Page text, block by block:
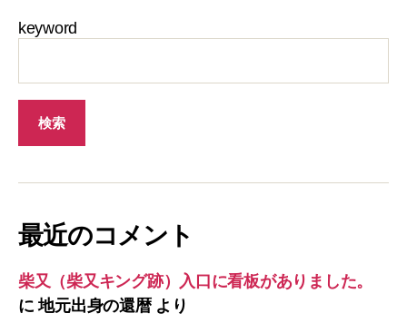
keyword
最近のコメント
柴又（柴又キング跡）入口に看板がありました。
に地元出身の還暦より